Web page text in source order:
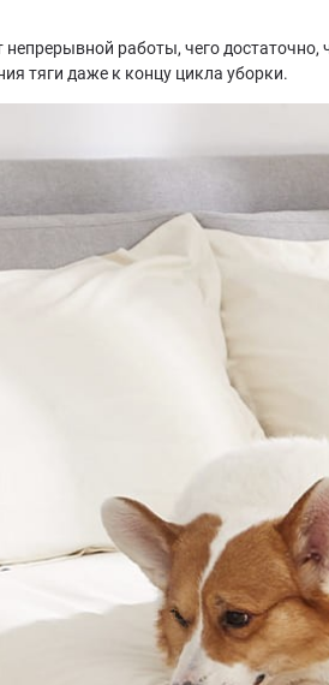
работы, чего
тяги даже к концу цикла уборки.